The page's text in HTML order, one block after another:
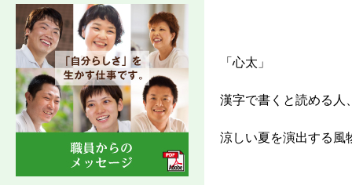
「心太」
漢字で書くと読める
涼しい夏を演出する風